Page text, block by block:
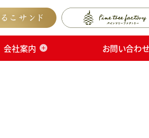
会社案内 お問い合わせ